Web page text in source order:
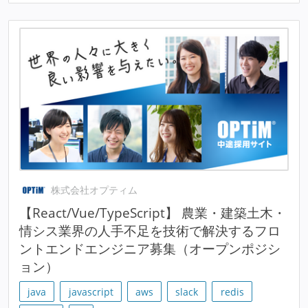
株式会社オプティム
【React/Vue/TypeScript】 農業・建築土木・
情シス業界の人手不足を技術で解決するフロ
ントエンドエンジニア募集（オープンポジシ
ョン）
java javascript aws slack
redis